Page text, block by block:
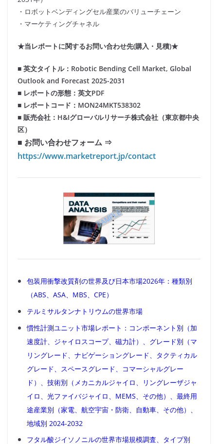
・ロボットベンディングセル産業のバリューチェーン
・マーケティングチャネル
★当レポートに関するお問い合わせ先(購入・見積)★
■ 英文タイトル：Robotic Bending Cell Market, Global
Outlook and Forecast 2025-2031
■ レポートの形態：英文PDF
■ レポートコード：MON24MKT538302
■ 販売会社：H&Iグローバルリサーチ株式会社（東京都中央
区）
■ お問い合わせフォーム ⇒
https://www.marketreport.jp/contact
包装用衝撃改質剤の世界及び日本市場2026年：種類別
（ABS、ASA、MBS、CPE）
テルミサルタンナトリウムの世界市場
慣性計測ユニット市場レポート：コンポーネント別（加
速度計、ジャイロスコープ、磁力計）、グレード別（マ
リングレード、ナビゲーショングレード、タクティカル
グレード、スペースグレード、コマーシャルグレー
ド）、技術別（メカニカルジャイロ、リングレーザジャ
イロ、光ファイバジャイロ、MEMS、その他）、最終用
途産業別（家電、航空宇宙・防衛、自動車、その他）、
地域別 2024-2032
フタル酸ジイソノニルの世界市場規模調査、タイプ別